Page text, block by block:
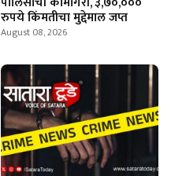
रुपये किंमतीचा मुद्देमाल जप्त
August 08, 2026